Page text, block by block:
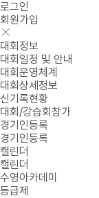
로그인
회원가입
대회정보
대회일정 및 안내
대회운영체계
대회상세정보
신기록현황
대회/강습회참가
경기인등록
경기인등록
캘린더
캘린더
수영아카데미
등급제